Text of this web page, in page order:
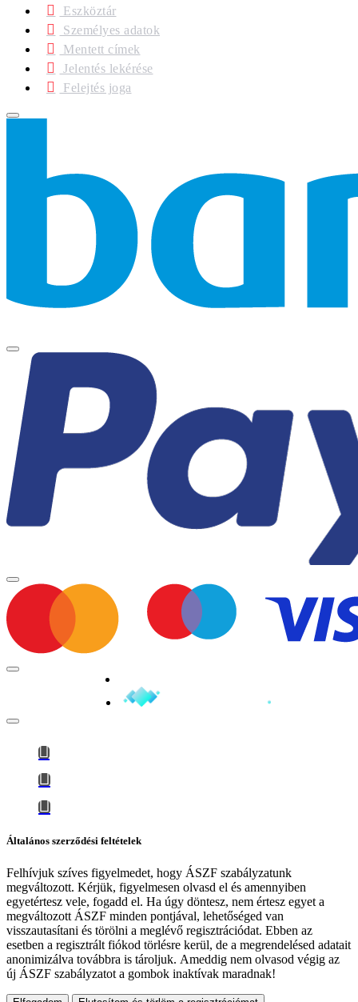
Eszköztár
Személyes adatok
Mentett címek
Jelentés lekérése
Felejtés joga
Általános szerződési feltételek
Felhívjuk szíves figyelmedet, hogy ÁSZF szabályzatunk
megváltozott. Kérjük, figyelmesen olvasd el és amennyiben
egyetértesz vele, fogadd el. Ha úgy döntesz, nem értesz egyet a
megváltozott ÁSZF minden pontjával, lehetőséged van
visszautasítani és törölni a meglévő regisztrációdat. Ebben az
esetben a regisztrált fiókod törlésre kerül, de a megrendelésed adatait
anonimizálva továbbra is tároljuk. Ameddig nem olvasod végig az
új ÁSZF szabályzatot a gombok inaktívak maradnak!